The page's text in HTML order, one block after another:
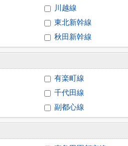
川越線
東北新幹線
秋田新幹線
有楽町線
千代田線
副都心線